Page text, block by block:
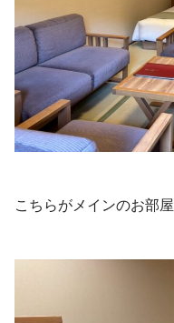
こちらがメインのお部屋